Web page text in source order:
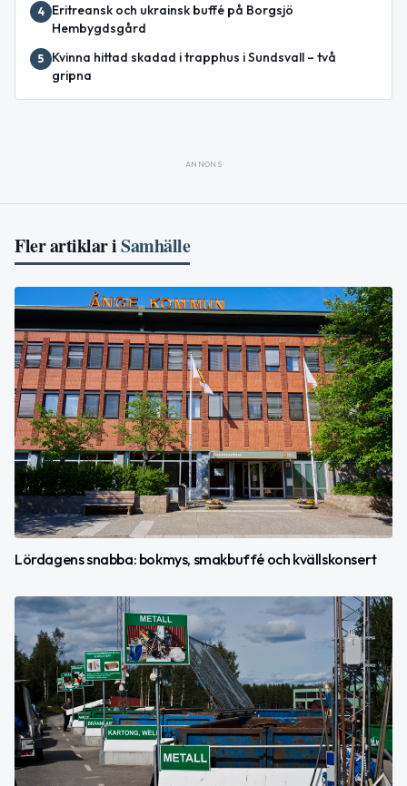
4
Eritreansk och ukrainsk buffé på Borgsjö
Hembygdsgård
5
Kvinna hittad skadad i trapphus i Sundsvall – två
gripna
ANNONS
Fler artiklar iSamhälle
Lördagens snabba: bokmys, smakbuffé och kvällskonsert